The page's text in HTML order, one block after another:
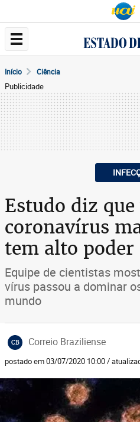
Início Ciência
Publicidade
Estudo diz
coronavírus
tem alto poder
Equipe de cientistas
vírus passou a dominar
mundo
CB Correio Braziliense
postado em 03/07/2020 10:00 /